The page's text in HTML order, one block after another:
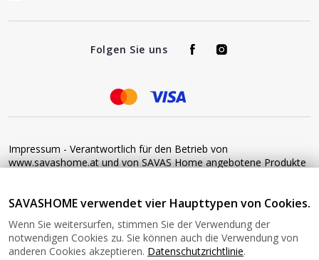
Folgen Sie uns
Impressum - Verantwortlich für den Betrieb von
www.savashome.at und von SAVAS Home angebotene Produkte
senden Sie keine Waren ohne vorherige Bestätigung an diese
diesem Link: https://www.savashome.at/rueckgabebedingungen-
fuer-waren Gerne können Sie sich mit uns in Verbindung setzen:
Montag − Freitag: 08:00−16:00 Uhr E-Mail: Info@savashome.at
SAVASHOME verwendet vier Haupttypen von Cookies.
Wenn Sie weitersurfen, stimmen Sie der Verwendung der
notwendigen Cookies zu. Sie können auch die Verwendung von
anderen Cookies akzeptieren. Datenschutzrichtlinie.